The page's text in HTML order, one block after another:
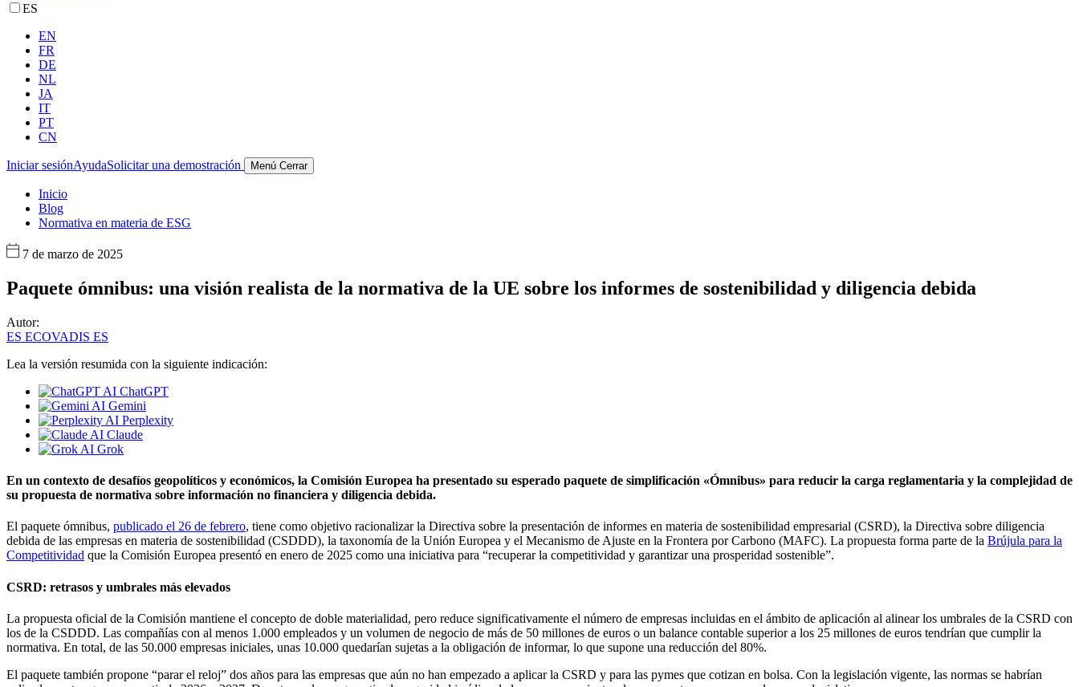
ES
EN
FR
DE
NL
JA
IT
PT
CN
Iniciar sesiónAyudaSolicitar una demostración Menú Cerrar
Inicio
Blog
Normativa en materia de ESG
7 de marzo de 2025
Paquete ómnibus: una visión realista de la normativa de la UE sobre los informes de sostenibilidad y diligencia debida
Autor:
ES ECOVADIS ES
Lea la versión resumida con la siguiente indicación:
ChatGPT
Gemini
Perplexity
Claude
Grok
En un contexto de desafíos geopolíticos y económicos, la Comisión Europea ha presentado su esperado paquete de simplificación «Ómnibus» para reducir la carga reglamentaria y la complejidad de
su propuesta de normativa sobre información no financiera y diligencia debida.
El paquete ómnibus, publicado el 26 de febrero, tiene como objetivo racionalizar la Directiva sobre la presentación de informes en materia de sostenibilidad empresarial (CSRD), la Directiva sobre diligencia
debida de las empresas en materia de sostenibilidad (CSDDD), la taxonomía de la Unión Europea y el Mecanismo de Ajuste en la Frontera por Carbono (MAFC). La propuesta forma parte de la Brújula para la
Competitividad que la Comisión Europea presentó en enero de 2025 como una iniciativa para “recuperar la competitividad y garantizar una prosperidad sostenible”.
CSRD: retrasos y umbrales más elevados
La propuesta oficial de la Comisión mantiene el concepto de doble materialidad, pero reduce significativamente el número de empresas incluidas en el ámbito de aplicación al alinear los umbrales de la CSRD con
los de la CSDDD. Las compañías con al menos 1.000 empleados y un volumen de negocio de más de 50 millones de euros o un balance contable superior a los 25 millones de euros tendrían que cumplir la
normativa. En total, de las 50.000 empresas iniciales, unas 10.000 quedarían sujetas a la obligación de informar, lo que supone una reducción del 80%.
El paquete también propone “parar el reloj” dos años para las empresas que aún no han empezado a aplicar la CSRD y para las pymes que cotizan en bolsa. Con la legislación vigente, las normas se habrían